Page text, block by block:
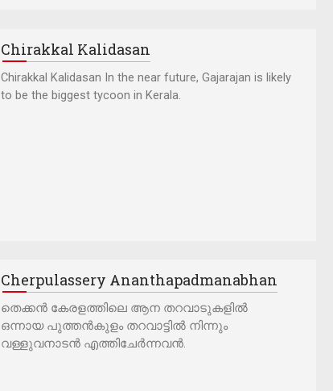
Chirakkal Kalidasan
Chirakkal Kalidasan In the near future, Gajarajan is likely
to be the biggest tycoon in Kerala.
Cherpulassery Ananthapadmanabhan
തെക്കൻ കേരളത്തിലെ ആന തറവാടുകളിൽ
ഒന്നായ പുത്തൻകുളം തറവാട്ടിൽ നിന്നും
വള്ളുവനാടൻ എത്തിചേർന്നവൻ.